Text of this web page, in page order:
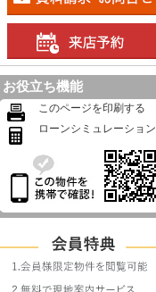
お役立ち機能
このページを印刷する
ローンシミュレーション